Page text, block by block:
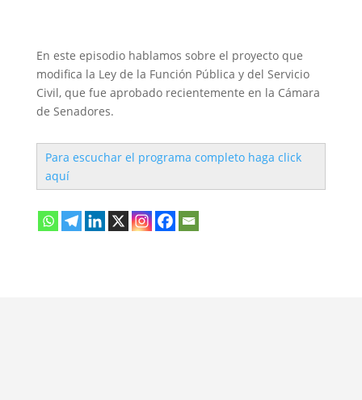
En este episodio hablamos sobre el proyecto que
modifica la Ley de la Función Pública y del Servicio
Civil, que fue aprobado recientemente en la Cámara
de Senadores.
Para escuchar el programa completo haga click
aquí